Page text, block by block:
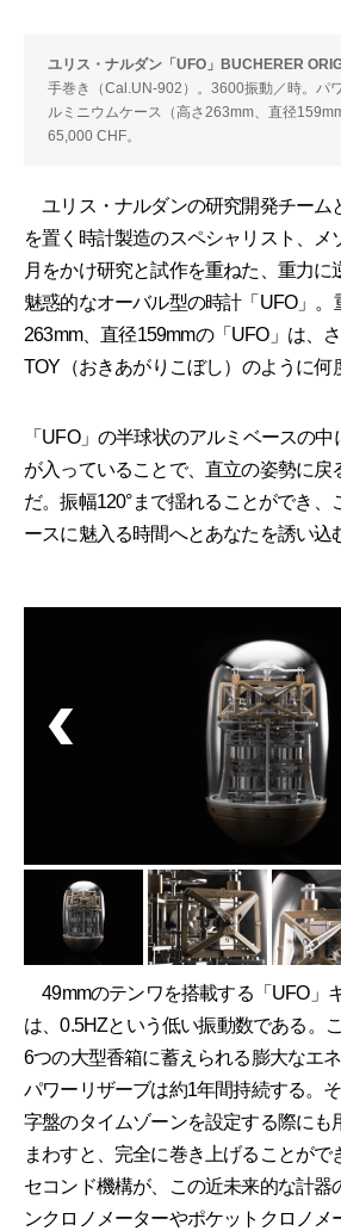
ユリス・ナルダン「UFO」BUCHERER
手巻き（Cal.UN-902）。3600振動／時。パ
ルミニウムケース（高さ263mm、直径
65,000 CHF。
ユリス・ナルダンの研究開発チーム
を置く時計製造のスペシャリスト、メ
月をかけ研究と試作を重ねた、重力に
魅惑的なオーバル型の時計「UFO」。
263mm、直径159mmの「UFO」は、
TOY（おきあがりこぼし）のように何
「UFO」の半球状のアルミベースの
が入っていることで、直立の姿勢に戻
だ。振幅120°まで揺れることができ、
ースに魅入る時間へとあなたを誘い込
49mmのテンワを搭載する「UFO」
は、0.5HZという低い振動数である。
6つの大型香箱に蓄えられる膨大なエ
パワーリザーブは約1年間持続する。
字盤のタイムゾーンを設定する際にも
まわすと、完全に巻き上げることがで
セコンド機構が、この近未来的な計器
ンクロノメーターやポケットクロノメ